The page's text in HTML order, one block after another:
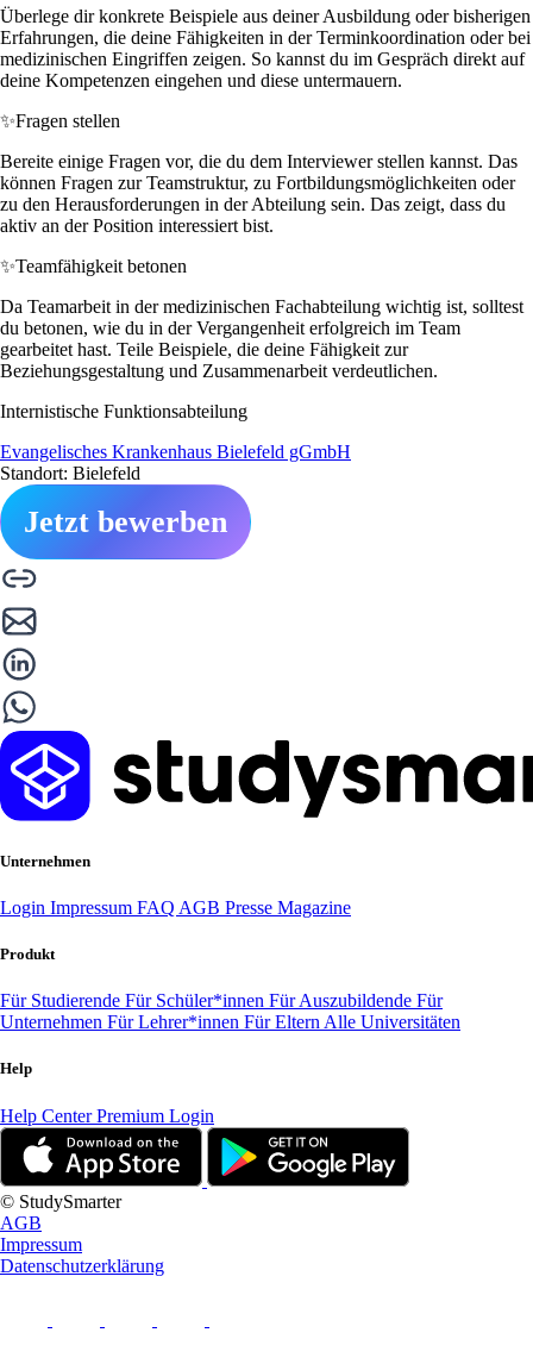
Überlege dir konkrete Beispiele aus deiner Ausbildung oder bisherigen
Erfahrungen, die deine Fähigkeiten in der Terminkoordination oder bei
medizinischen Eingriffen zeigen. So kannst du im Gespräch direkt auf
deine Kompetenzen eingehen und diese untermauern.
✨Fragen stellen
Bereite einige Fragen vor, die du dem Interviewer stellen kannst. Das
können Fragen zur Teamstruktur, zu Fortbildungsmöglichkeiten oder
zu den Herausforderungen in der Abteilung sein. Das zeigt, dass du
aktiv an der Position interessiert bist.
✨Teamfähigkeit betonen
Da Teamarbeit in der medizinischen Fachabteilung wichtig ist, solltest
du betonen, wie du in der Vergangenheit erfolgreich im Team
gearbeitet hast. Teile Beispiele, die deine Fähigkeit zur
Beziehungsgestaltung und Zusammenarbeit verdeutlichen.
Internistische Funktionsabteilung
Evangelisches Krankenhaus Bielefeld gGmbH
Standort: Bielefeld
Jetzt bewerben
Unternehmen
Login Impressum FAQ AGB Presse Magazine
Produkt
Für Studierende Für Schüler*innen Für Auszubildende Für
Unternehmen Für Lehrer*innen Für Eltern Alle Universitäten
Help
Help CenterPremium Login
© StudySmarter
AGB
Impressum
Datenschutzerklärung